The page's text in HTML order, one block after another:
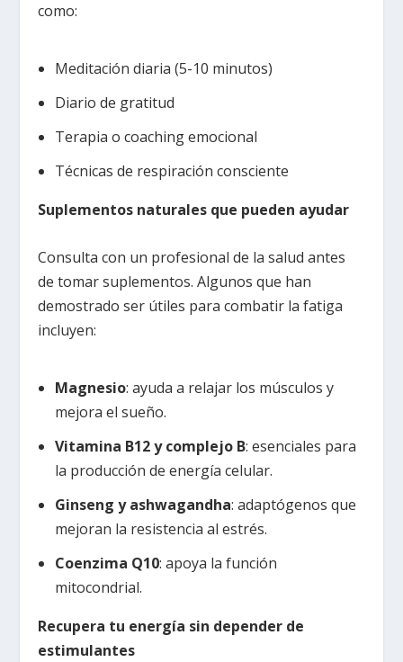
como:
Meditación diaria (5-10 minutos)
Diario de gratitud
Terapia o coaching emocional
Técnicas de respiración consciente
Suplementos naturales que pueden ayudar
Consulta con un profesional de la salud antes
de tomar suplementos. Algunos que han
demostrado ser útiles para combatir la fatiga
incluyen:
Magnesio: ayuda a relajar los músculos y
mejora el sueño.
Vitamina B12 y complejo B: esenciales para
la producción de energía celular.
Ginseng y ashwagandha: adaptógenos que
mejoran la resistencia al estrés.
Coenzima Q10: apoya la función
mitocondrial.
Recupera tu energía sin depender de
estimulantes